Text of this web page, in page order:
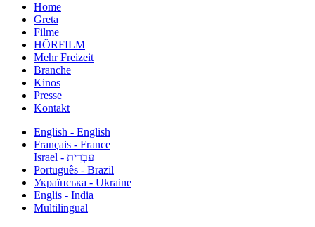
Home
Greta
Filme
HÖRFILM
Mehr Freizeit
Branche
Kinos
Presse
Kontakt
English - English
Français - France
עִבְרִית - Israel
Português - Brazil
Українська - Ukraine
Englis - India
Multilingual